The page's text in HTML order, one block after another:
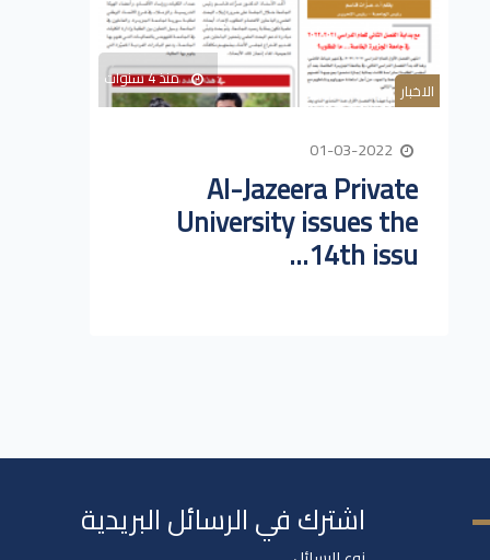
الاخبار منذ 4 سنوات
Al-Jazeera Private
University issues the
14th issu...
اشترك في الرسائل البريدية